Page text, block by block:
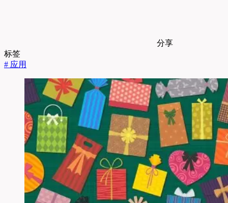
分享
标签
# 应用